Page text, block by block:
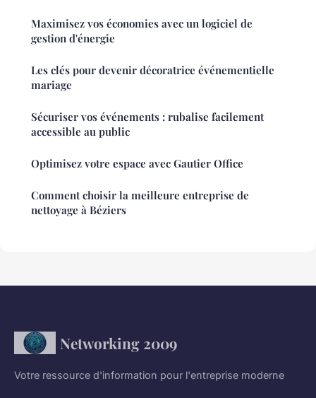
Maximisez vos économies avec un logiciel de
gestion d'énergie
Les clés pour devenir décoratrice événementielle
mariage
Sécuriser vos événements : rubalise facilement
accessible au public
Optimisez votre espace avec Gautier Office
Comment choisir la meilleure entreprise de
nettoyage à Béziers
Networking 2009
Votre ressource d'information pour l'entreprise moderne